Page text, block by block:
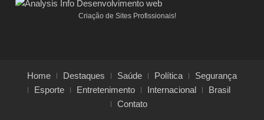
Criação de Sites Profissionais!
Home Destaques Saúde Política
Segurança
Esporte
Entretenimento Internacional
Brasil
Contato